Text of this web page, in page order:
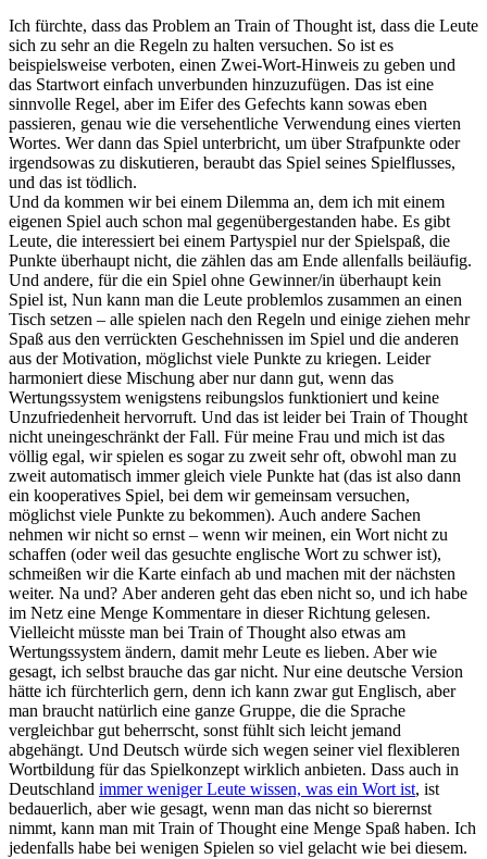
Ich fürchte, dass das Problem an Train of Thought ist, dass die Leute
sich zu sehr an die Regeln zu halten versuchen. So ist es
beispielsweise verboten, einen Zwei-Wort-Hinweis zu geben und
das Startwort einfach unverbunden hinzuzufügen. Das ist eine
sinnvolle Regel, aber im Eifer des Gefechts kann sowas eben
passieren, genau wie die versehentliche Verwendung eines vierten
Wortes. Wer dann das Spiel unterbricht, um über Strafpunkte oder
irgendsowas zu diskutieren, beraubt das Spiel seines Spielflusses,
und das ist tödlich.
Und da kommen wir bei einem Dilemma an, dem ich mit einem
eigenen Spiel auch schon mal gegenübergestanden habe. Es gibt
Leute, die interessiert bei einem Partyspiel nur der Spielspaß, die
Punkte überhaupt nicht, die zählen das am Ende allenfalls beiläufig.
Und andere, für die ein Spiel ohne Gewinner/in überhaupt kein
Spiel ist, Nun kann man die Leute problemlos zusammen an einen
Tisch setzen – alle spielen nach den Regeln und einige ziehen mehr
Spaß aus den verrückten Geschehnissen im Spiel und die anderen
aus der Motivation, möglichst viele Punkte zu kriegen. Leider
harmoniert diese Mischung aber nur dann gut, wenn das
Wertungssystem wenigstens reibungslos funktioniert und keine
Unzufriedenheit hervorruft. Und das ist leider bei Train of Thought
nicht uneingeschränkt der Fall. Für meine Frau und mich ist das
völlig egal, wir spielen es sogar zu zweit sehr oft, obwohl man zu
zweit automatisch immer gleich viele Punkte hat (das ist also dann
ein kooperatives Spiel, bei dem wir gemeinsam versuchen,
möglichst viele Punkte zu bekommen). Auch andere Sachen
nehmen wir nicht so ernst – wenn wir meinen, ein Wort nicht zu
schaffen (oder weil das gesuchte englische Wort zu schwer ist),
schmeißen wir die Karte einfach ab und machen mit der nächsten
weiter. Na und? Aber anderen geht das eben nicht so, und ich habe
im Netz eine Menge Kommentare in dieser Richtung gelesen.
Vielleicht müsste man bei Train of Thought also etwas am
Wertungssystem ändern, damit mehr Leute es lieben. Aber wie
gesagt, ich selbst brauche das gar nicht. Nur eine deutsche Version
hätte ich fürchterlich gern, denn ich kann zwar gut Englisch, aber
man braucht natürlich eine ganze Gruppe, die die Sprache
vergleichbar gut beherrscht, sonst fühlt sich leicht jemand
abgehängt. Und Deutsch würde sich wegen seiner viel flexibleren
Wortbildung für das Spielkonzept wirklich anbieten. Dass auch in
Deutschland immer weniger Leute wissen, was ein Wort ist, ist
bedauerlich, aber wie gesagt, wenn man das nicht so bierernst
nimmt, kann man mit Train of Thought eine Menge Spaß haben. Ich
jedenfalls habe bei wenigen Spielen so viel gelacht wie bei diesem.